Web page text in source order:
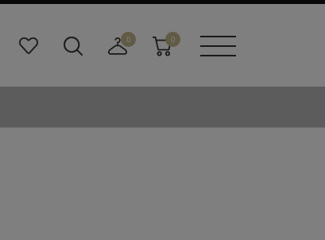
り
ダ
0
寄
0